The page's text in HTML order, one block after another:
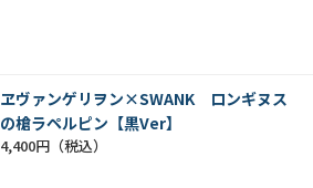
ヱヴァンゲリヲン×SWANK ロンギヌス
の槍ラペルピン【黒Ver】
4,400円